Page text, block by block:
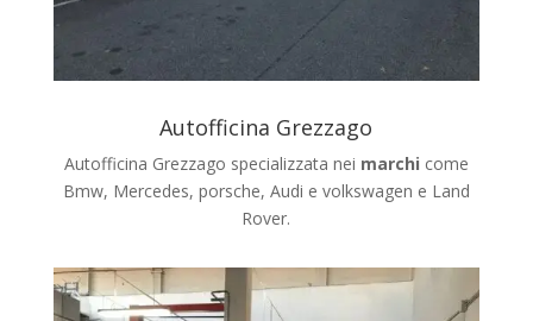
Autofficina Grezzago
Autofficina Grezzago specializzata nei marchi come
Bmw, Mercedes, porsche, Audi e volkswagen e Land
Rover.